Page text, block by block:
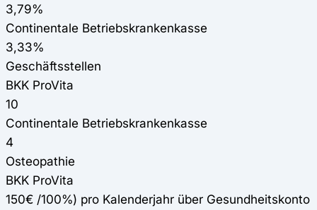
3,79%
Continentale Betriebskrankenkasse
3,33%
Geschäftsstellen
BKK ProVita
10
Continentale Betriebskrankenkasse
4
Osteopathie
BKK ProVita
150€ /100%) pro Kalenderjahr über Gesundheitskonto